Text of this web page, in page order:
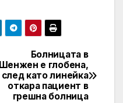
Болницата в
Шенжен е глобена,
след като линейка
откара пациент в
грешна болница